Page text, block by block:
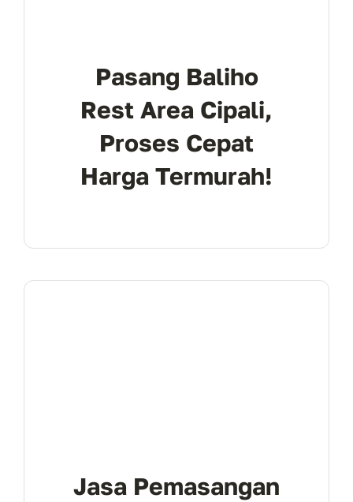
Pasang Baliho
Rest Area Cipali,
Proses Cepat
Harga Termurah!
Jasa Pemasangan